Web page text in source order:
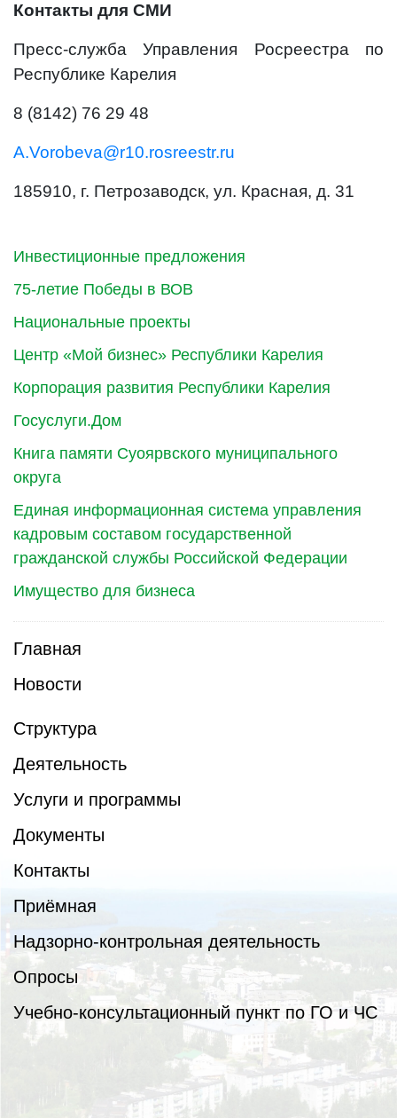
Инвестиционные предложения
75-летие Победы в ВОВ
Национальные проекты
Центр «Мой бизнес» Республики Карелия
Корпорация развития Республики Карелия
Госуслуги.Дом
Книга памяти Суоярвского муниципального
округа
Единая информационная система управления
кадровым составом государственной
гражданской службы Российской Федерации
Имущество для бизнеса
Главная
Новости
Структура
Деятельность
Услуги и программы
Документы
Контакты
Приёмная
Надзорно-контрольная деятельность
Опросы
Учебно-консультационный пункт по ГО и ЧС
Контакты для СМИ
Пресс-служба Управления Росреестра по
Республике Карелия
8 (8142) 76 29 48
A.Vorobeva@r10.rosreestr.ru
185910, г. Петрозаводск, ул. Красная, д. 31